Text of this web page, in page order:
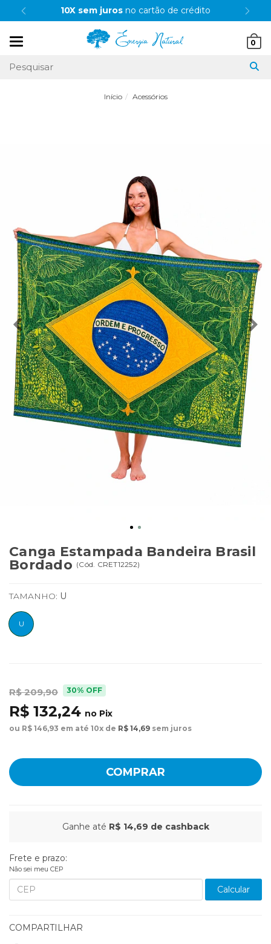
10X sem juros no cartão de crédito
0
Início Acessórios
Canga Estampada Bandeira Brasil
Bordado (Cód. CRET12252)
TAMANHO: U
U
R$ 209,90 30% OFF
R$ 132,24 no Pix
ou R$ 146,93 em até 10x de R$ 14,69 sem juros
COMPRAR
Ganhe até R$ 14,69 de cashback
Frete e prazo:
Não sei meu CEP
Calcular
COMPARTILHAR